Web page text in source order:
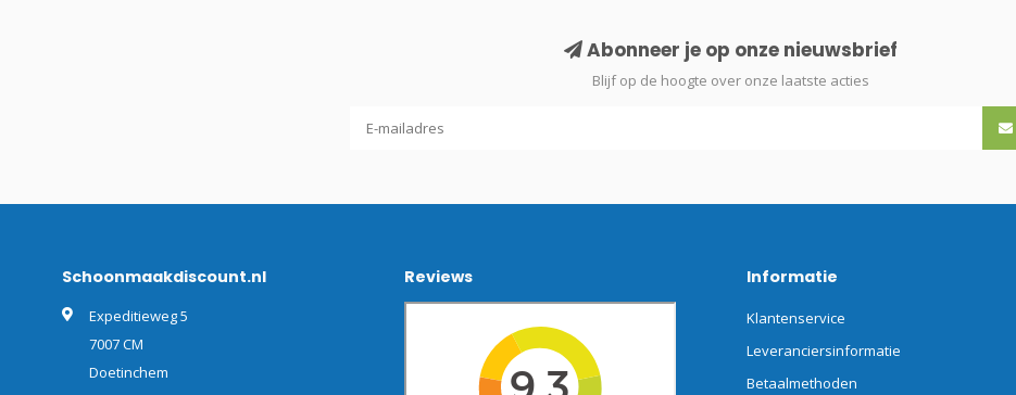
Abonneer je op onze nieuwsbrief
Blijf op de hoogte over onze laatste acties
Schoonmaakdiscount.nl
Expeditieweg 5
7007 CM
Doetinchem
Reviews Informatie
Klantenservice
Leveranciersinformatie
Betaalmethoden